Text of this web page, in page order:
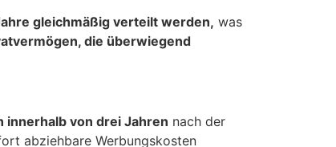
gleichmäßig verteilt werden, was
die überwiegend
innerhalb von drei Jahren nach der
abziehbare Werbungskosten